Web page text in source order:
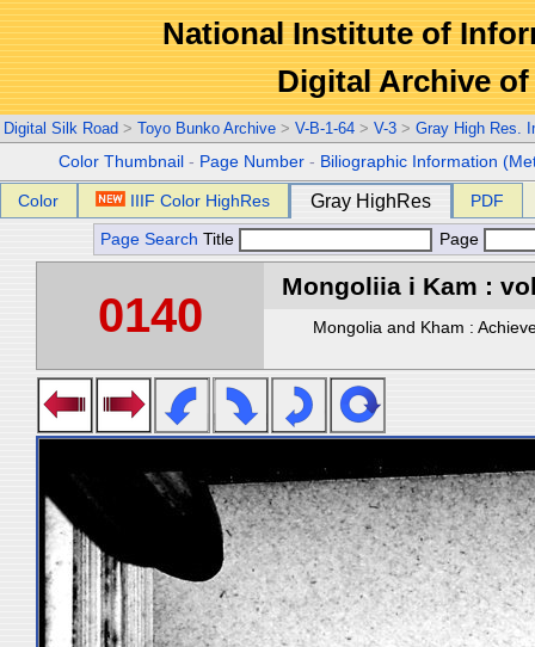
National Institute of
Digital Archive
Digital Silk Road > Toyo Bunko Archive > V-B-1-64 > V-3 > Gray High Res.
Color Thumbnail - Page Number - Biliographic Information
Color IIIF Color HighRes Gray HighRes PDF
Page Search Title Page
0140
Mongoliia i Kam :
Mongolia and Kham :